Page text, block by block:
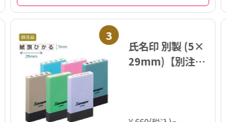
3
氏名印 別製 (5×
29mm)【別注